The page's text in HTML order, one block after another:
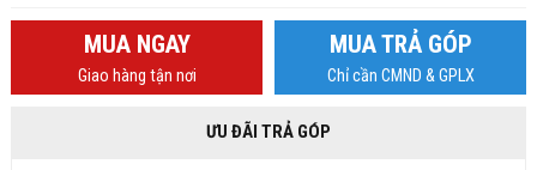
là:
599.000 ₫.
399.000 ₫.
MUA NGAY
Giao hàng tận nơi
MUA TRẢ GÓP
Chỉ cần CMND & GPLX
ƯU ĐÃI TRẢ GÓP